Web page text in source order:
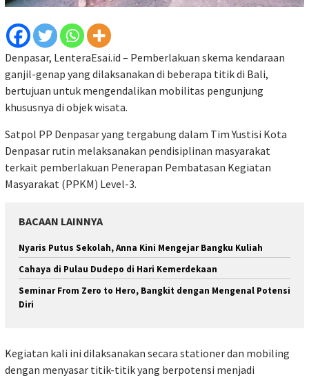
Denpasar, LenteraEsai.id – Pemberlakuan skema kendaraan
ganjil-genap yang dilaksanakan di beberapa titik di Bali,
bertujuan untuk mengendalikan mobilitas pengunjung
khususnya di objek wisata.
Satpol PP Denpasar yang tergabung dalam Tim Yustisi Kota
Denpasar rutin melaksanakan pendisiplinan masyarakat
terkait pemberlakuan Penerapan Pembatasan Kegiatan
Masyarakat (PPKM) Level-3.
BACAAN LAINNYA
Nyaris Putus Sekolah, Anna Kini Mengejar Bangku Kuliah
Cahaya di Pulau Dudepo di Hari Kemerdekaan
Seminar From Zero to Hero, Bangkit dengan Mengenal Potensi
Diri
Kegiatan kali ini dilaksanakan secara stationer dan mobiling
dengan menyasar titik-titik yang berpotensi menjadi